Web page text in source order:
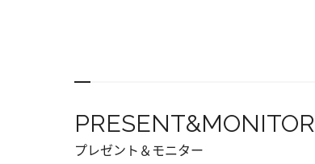
PRESENT&MONITOR
プレゼント＆モニター